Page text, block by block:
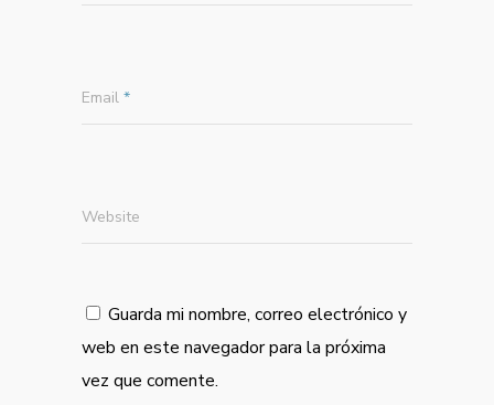
Email *
Website
Guarda mi nombre, correo electrónico y
web en este navegador para la próxima
vez que comente.